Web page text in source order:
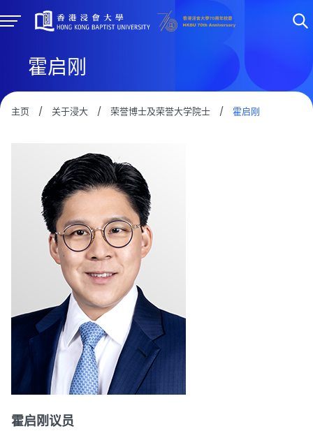
霍启刚
主页 / 关于浸大 / 荣誉博士及荣誉大学院士 / 霍启刚
霍启刚议员